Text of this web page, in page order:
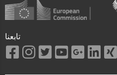
تابعنا